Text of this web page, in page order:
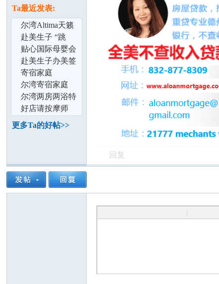
Ta最近发表:
尔湾Altima天籁
出租
赴美生子 “跳
团”黑在美国,后
果你能承担？
贴心国际母婴会
所-孕妈妈们最好
的选择
赴美生子办美签
花费2万元,准妈
妈还要被骗多
寄宿家庭
尔湾寄宿家庭
尔湾两房两浴特
价短租7月9开始
好店请按摩师
（色免）
更多Ta的好帖>>
回复
|